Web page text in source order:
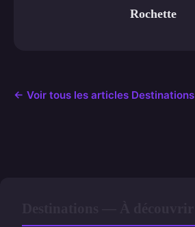
Rochette
← Voir tous les articles Destinations